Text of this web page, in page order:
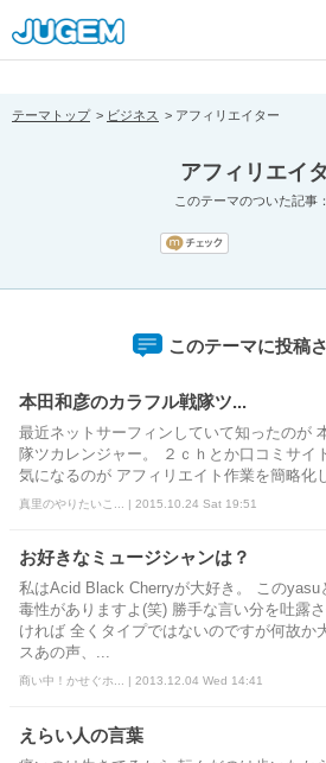
[pear_error: message="Success" code=0
prefix="" info=""]
テーマトップ ビジネス アフィリエイター
アフィリエイ
このテーマのついた記事
このテーマに投稿
本田和彦のカラフル戦隊ツ...
最近ネットサーフィンしていて知ったのが
隊ツカレンジャー。 ２ｃｈとか口コミサイ
気になるのが アフィリエイト作業を簡略化
真里のやりたいこ... | 2015.10.24 Sat 19:51
お好きなミュージシャンは？
私はAcid Black Cherryが大好き。 このyasu
毒性がありますよ(笑) 勝手な言い分を吐露
ければ 全くタイプではないのですが何故か
スあの声、...
商い中！かせぐホ... | 2013.12.04 Wed 14:41
えらい人の言葉